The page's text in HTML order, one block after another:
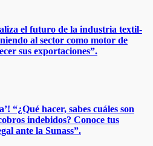
el futuro de la industria textil-
al sector como motor de
sus exportaciones”.​
“¿Qué hacer, sabes cuáles son
indebidos? Conoce tus
ante la Sunass”.